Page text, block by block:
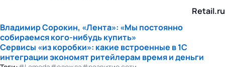
Retail.ru
Владимир Сорокин, «Лента»: «Мы постоянно
собираемсякого-нибудькупить»
Сервисы «из коробки»: какие встроенные в 1С
интеграции экономят ритейлерам время и деньги